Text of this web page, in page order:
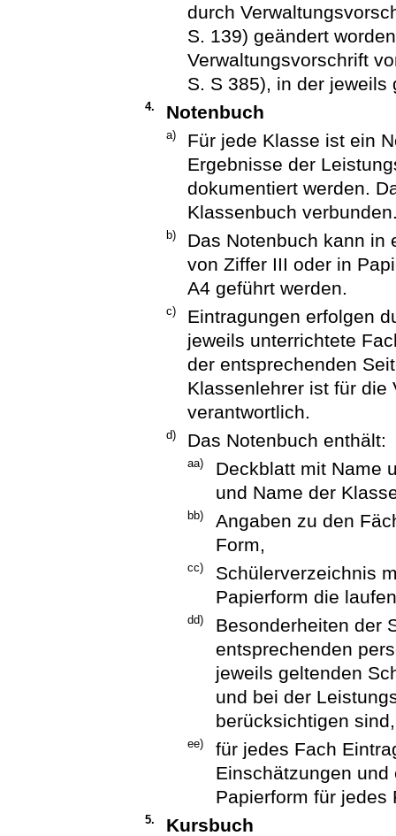
durch
S. 139) geändert
Verwaltungsvorschrift
S. S 385), in der
4. Notenbuch
a)
Für jede Klasse ist ein
Ergebnisse der
dokumentiert werden.
Klassenbuch
b)
Das Notenbuch kann in
von Ziffer III oder in
A4 geführt werden.
c)
Eintragungen erfolgen
jeweils unterrichtete
der entsprechenden
Klassenlehrer ist für die
verantwortlich.
d) Das Notenbuch enthält:
aa)
Deckblatt mit Name
und Name der
bb)
Angaben zu den
Form,
cc)
Schülerverzeichnis
Papierform die
dd)
Besonderheiten der
entsprechenden
jeweils geltenden
und bei der
berücksichtigen
ee)
für jedes Fach
Einschätzungen
Papierform für jedes
5. Kursbuch